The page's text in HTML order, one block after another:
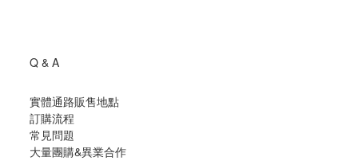
Q & A
實體通路販售地點
訂購流程
常見問題
大量團購&異業合作